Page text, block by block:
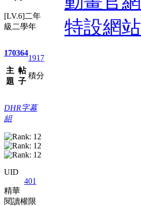
[LV.6]二年
級二學年
170
主
題
364
帖
子
1917
積分
DHR字幕
組
UID
401
精華
閱讀權限
特設網站